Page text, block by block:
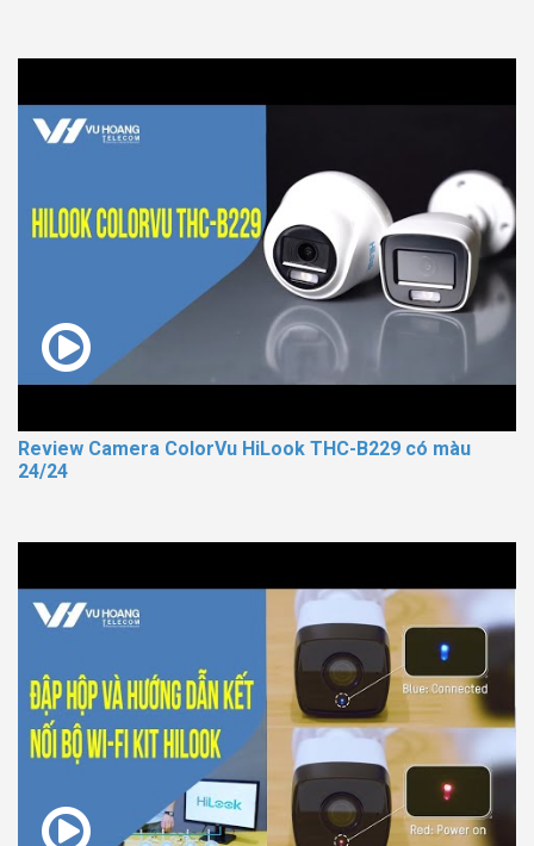
Review Camera ColorVu HiLook THC-B229 có màu
24/24